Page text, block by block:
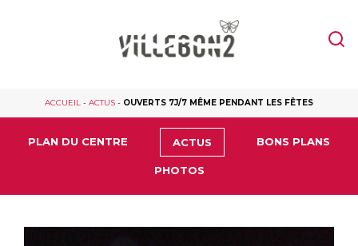
ACCUEIL - ACTUS - OUVERTS 7J/7 MÊME PENDANT LES FÊTES
PLAN DU CENTRE ACTUS BONS PLANS
PHOTOS